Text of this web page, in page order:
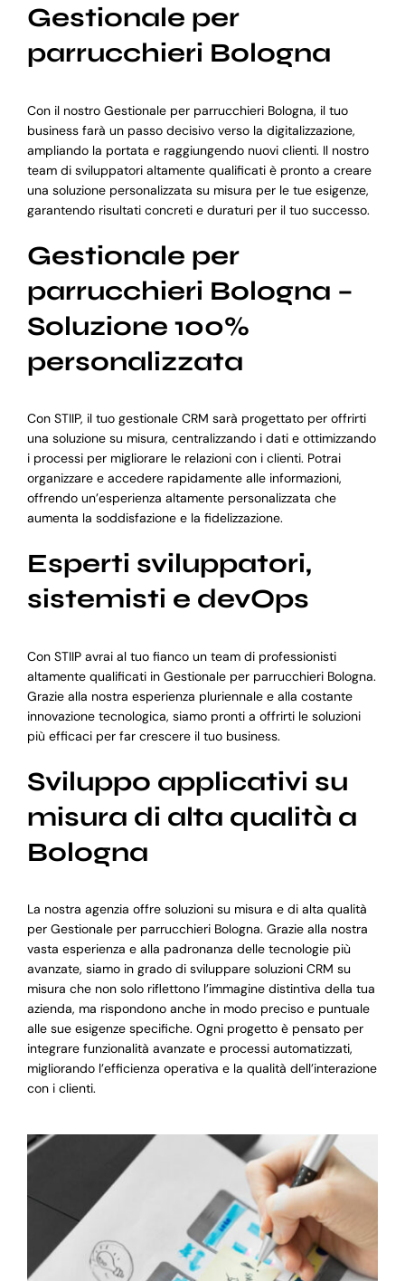
Gestionale per
parrucchieri Bologna
Con il nostro Gestionale per parrucchieri Bologna, il tuo
business farà un passo decisivo verso la digitalizzazione,
ampliando la portata e raggiungendo nuovi clienti. Il nostro
team di sviluppatori altamente qualificati è pronto a creare
una soluzione personalizzata su misura per le tue esigenze,
garantendo risultati concreti e duraturi per il tuo successo.
Gestionale per
parrucchieri Bologna –
Soluzione 100%
personalizzata
Con STIIP, il tuo gestionale CRM sarà progettato per offrirti
una soluzione su misura, centralizzando i dati e ottimizzando
i processi per migliorare le relazioni con i clienti. Potrai
organizzare e accedere rapidamente alle informazioni,
offrendo un’esperienza altamente personalizzata che
aumenta la soddisfazione e la fidelizzazione.
Esperti sviluppatori,
sistemisti e devOps
Con STIIP avrai al tuo fianco un team di professionisti
altamente qualificati in Gestionale per parrucchieri Bologna.
Grazie alla nostra esperienza pluriennale e alla costante
innovazione tecnologica, siamo pronti a offrirti le soluzioni
più efficaci per far crescere il tuo business.
Sviluppo applicativi su
misura di alta qualità a
Bologna
La nostra agenzia offre soluzioni su misura e di alta qualità
per Gestionale per parrucchieri Bologna. Grazie alla nostra
vasta esperienza e alla padronanza delle tecnologie più
avanzate, siamo in grado di sviluppare soluzioni CRM su
misura che non solo riflettono l’immagine distintiva della tua
azienda, ma rispondono anche in modo preciso e puntuale
alle sue esigenze specifiche. Ogni progetto è pensato per
integrare funzionalità avanzate e processi automatizzati,
migliorando l’efficienza operativa e la qualità dell’interazione
con i clienti.